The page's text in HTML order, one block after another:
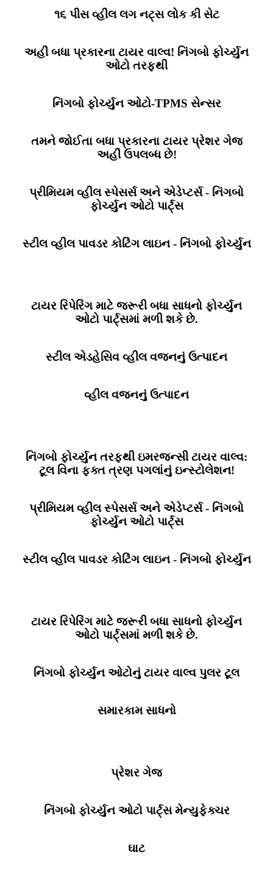
૧૬ પીસ વ્હીલ લગ નટ્સ લોક કી સેટ
અહીં બધા પ્રકારના ટાયર વાલ્વ! નિંગબો ફોર્ચ્યુન
ઓટો તરફથી
નિંગબો ફોર્ચ્યુન ઓટો-TPMS સેન્સર
તમને જોઈતા બધા પ્રકારના ટાયર પ્રેશર ગેજ
અહીં ઉપલબ્ધ છે!
પ્રીમિયમ વ્હીલ સ્પેસર્સ અને એડેપ્ટર્સ - નિંગબો
ફોર્ચ્યુન ઓટો પાર્ટ્સ
સ્ટીલ વ્હીલ પાવડર કોટિંગ લાઇન - નિંગબો ફોર્ચ્યુન
ટાયર રિપેરિંગ માટે જરૂરી બધા સાધનો ફોર્ચ્યુન
ઓટો પાર્ટ્સમાં મળી શકે છે.
સ્ટીલ એડહેસિવ વ્હીલ વજનનું ઉત્પાદન
વ્હીલ વજનનું ઉત્પાદન
નિંગબો ફોર્ચ્યુન તરફથી ઇમરજન્સી ટાયર વાલ્વ:
ટૂલ વિના ફક્ત ત્રણ પગલાંનું ઇન્સ્ટોલેશન!
પ્રીમિયમ વ્હીલ સ્પેસર્સ અને એડેપ્ટર્સ - નિંગબો
ફોર્ચ્યુન ઓટો પાર્ટ્સ
સ્ટીલ વ્હીલ પાવડર કોટિંગ લાઇન - નિંગબો ફોર્ચ્યુન
ટાયર રિપેરિંગ માટે જરૂરી બધા સાધનો ફોર્ચ્યુન
ઓટો પાર્ટ્સમાં મળી શકે છે.
નિંગબો ફોર્ચ્યુન ઓટોનું ટાયર વાલ્વ પુલર ટૂલ
સમારકામ સાધનો
પ્રેશર ગેજ
નિંગબો ફોર્ચ્યુન ઓટો પાર્ટ્સ મેન્યુફેક્ચર
ઘાટ